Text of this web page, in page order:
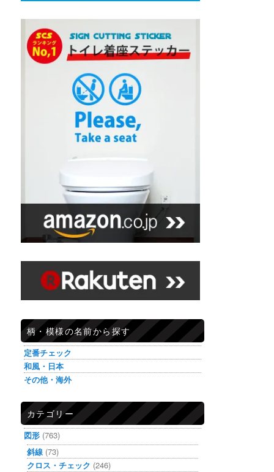
柄・模様の名前から探す
定番チェック
和風・日本
その他・海外
カテゴリー
図形 (763)
斜線 (73)
クロス・チェック (246)